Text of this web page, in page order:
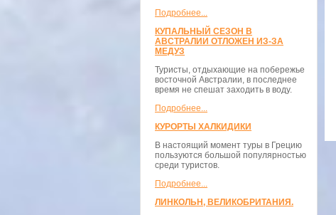
Подробнее...
КУПАЛЬНЫЙ СЕЗОН В
АВСТРАЛИИ ОТЛОЖЕН ИЗ-ЗА
МЕДУЗ
Туристы, отдыхающие на побережье
восточной Австралии, в последнее
время не спешат заходить в воду.
Подробнее...
КУРОРТЫ ХАЛКИДИКИ
В настоящий момент туры в Грецию
пользуются большой популярностью
среди туристов.
Подробнее...
ЛИНКОЛЬН, ВЕЛИКОБРИТАНИЯ.